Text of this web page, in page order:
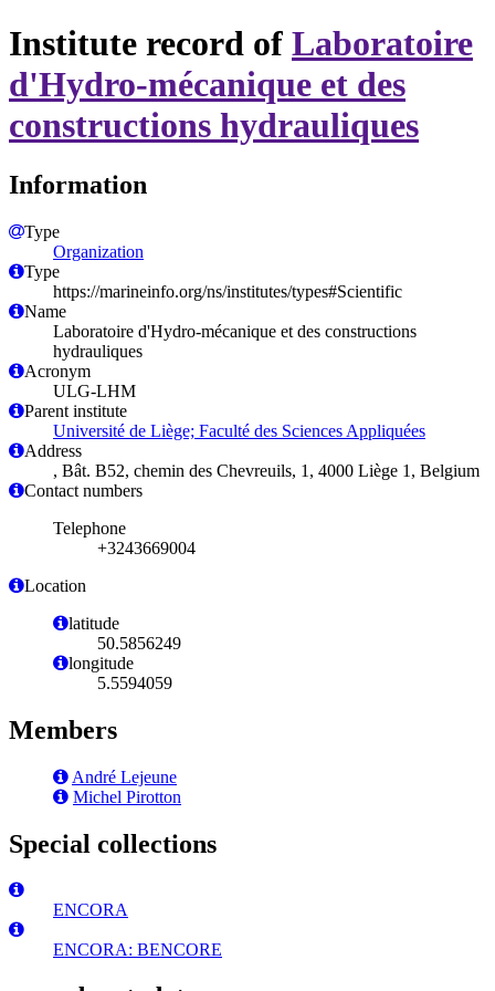
Institute record of Laboratoire
d'Hydro-mécanique et des
constructions hydrauliques
Information
Type
Organization
Type
https://marineinfo.org/ns/institutes/types#Scientific
Name
Laboratoire d'Hydro-mécanique et des constructions
hydrauliques
Acronym
ULG-LHM
Parent institute
Université de Liège; Faculté des Sciences Appliquées
Address
, Bât. B52, chemin des Chevreuils, 1, 4000 Liège 1, Belgium
Contact numbers
Telephone
+3243669004
Location
latitude
50.5856249
longitude
5.5594059
Members
André Lejeune
Michel Pirotton
Special collections
ENCORA
ENCORA: BENCORE